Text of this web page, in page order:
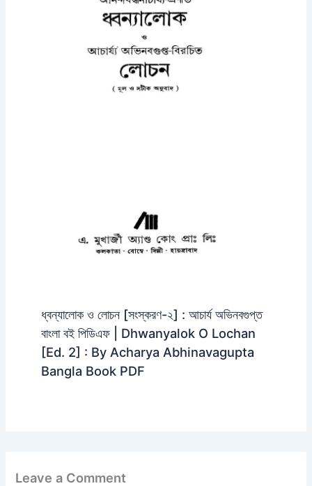
ধ্বন্যালোক ও লোচন [সংস্করণ-২] : আচার্য অভিনবগুপ্ত
বাংলা বই পিডিএফ | Dhwanyalok O Lochan
[Ed. 2] : By Acharya Abhinavagupta
Bangla Book PDF
Leave a Comment